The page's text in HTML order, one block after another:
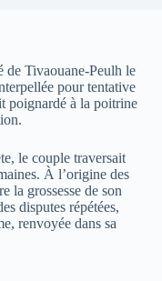
de Tivaouane-Peulh le
pour tentative
poignardé à la poitrine
le couple traversait
À l’origine des
la grossesse de son
disputes répétées,
renvoyée dans sa